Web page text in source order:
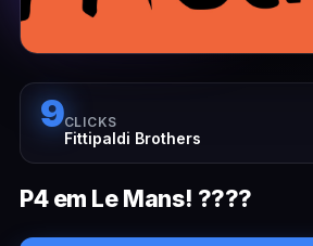
9CLICKS
Fittipaldi Brothers
P4 em Le Mans! ????